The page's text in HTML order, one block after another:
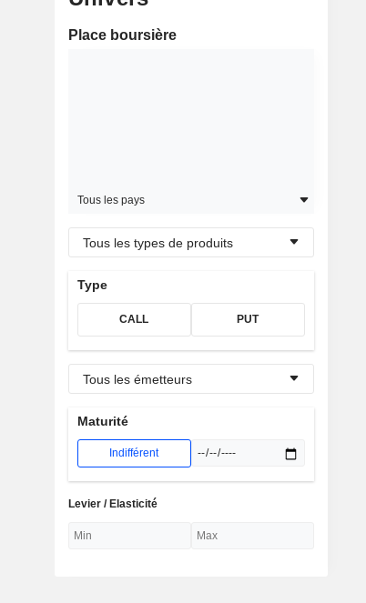
Place boursière
Tous les pays
Tous les types de produits
Type
CALL PUT
Tous les émetteurs
Maturité
Indifférent
Levier / Elasticité